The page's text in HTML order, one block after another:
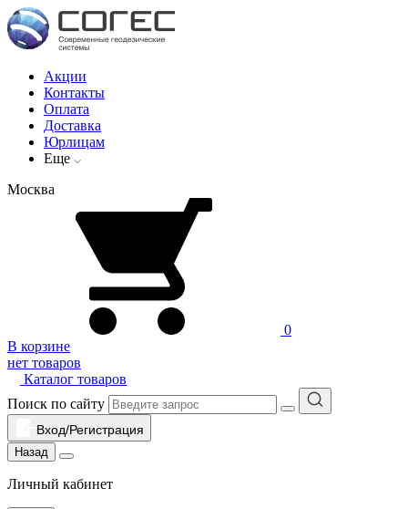
Акции
Контакты
Оплата
Доставка
Юрлицам
Еще
Москва
0
В корзине
нет товаров
Каталог товаров
Поиск по сайту
Вход/Регистрация
Назад
Личный кабинет